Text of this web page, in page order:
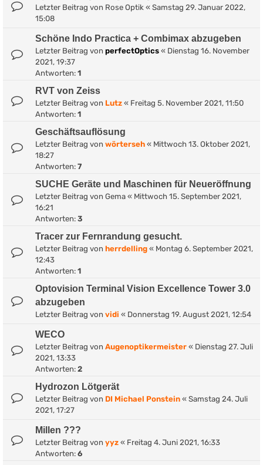
Letzter Beitrag von Rose Optik « Samstag 29. Januar 2022,
15:08
Schöne Indo Practica + Combimax abzugeben
Letzter Beitrag von perfectOptics « Dienstag 16. November
2021, 19:37
Antworten: 1
RVT von Zeiss
Letzter Beitrag von Lutz « Freitag 5. November 2021, 11:50
Antworten: 1
Geschäftsauflösung
Letzter Beitrag von wörterseh « Mittwoch 13. Oktober 2021,
18:27
Antworten: 7
SUCHE Geräte und Maschinen für Neueröffnung
Letzter Beitrag von Gema « Mittwoch 15. September 2021,
16:21
Antworten: 3
Tracer zur Fernrandung gesucht.
Letzter Beitrag von herrdelling « Montag 6. September 2021,
12:43
Antworten: 1
Optovision Terminal Vision Excellence Tower 3.0
abzugeben
Letzter Beitrag von vidi « Donnerstag 19. August 2021, 12:54
WECO
Letzter Beitrag von Augenoptikermeister « Dienstag 27. Juli
2021, 13:33
Antworten: 2
Hydrozon Lötgerät
Letzter Beitrag von DI Michael Ponstein « Samstag 24. Juli
2021, 17:27
Millen ???
Letzter Beitrag von yyz « Freitag 4. Juni 2021, 16:33
Antworten: 6